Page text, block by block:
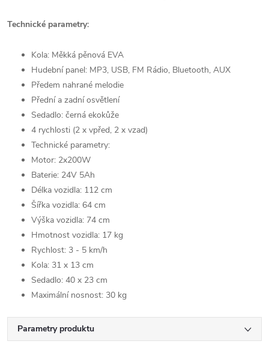
Technické parametry:
Kola: Měkká pěnová EVA
Hudební panel: MP3, USB, FM Rádio, Bluetooth, AUX
Předem nahrané melodie
Přední a zadní osvětlení
Sedadlo: černá ekokůže
4 rychlosti (2 x vpřed, 2 x vzad)
Technické parametry:
Motor: 2x200W
Baterie: 24V 5Ah
Délka vozidla: 112 cm
Šířka vozidla: 64 cm
Výška vozidla: 74 cm
Hmotnost vozidla: 17 kg
Rychlost: 3 - 5 km/h
Kola: 31 x 13 cm
Sedadlo: 40 x 23 cm
Maximální nosnost: 30 kg
Parametry produktu